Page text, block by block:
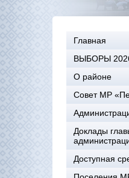
Главная
ВЫБОРЫ
О районе
Совет МР
Доклады
Доступная